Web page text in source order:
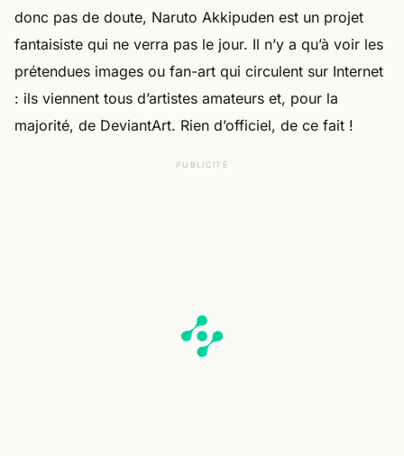
donc pas de doute, Naruto Akkipuden est un projet
fantaisiste qui ne verra pas le jour. Il n’y a qu’à voir les
prétendues images ou fan-art qui circulent sur Internet
: ils viennent tous d’artistes amateurs et, pour la
majorité, de DeviantArt. Rien d’officiel, de ce fait !
PUBLICITÉ